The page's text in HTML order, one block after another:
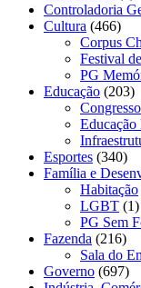
Controladoria
Cultura (466)
Corpus
Festival
PG
Educação (203)
Educação
Esportes (340)
Família e
Habitação
LGBT (1)
PG Sem
Fazenda (216)
Sala do
Governo (697)